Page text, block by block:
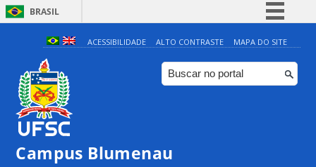
BRASIL
Simplifique!
Comunica BR
Participe
ACESSIBILIDADE ALTO CONTRASTE MAPA DO SITE
Campus Blumenau